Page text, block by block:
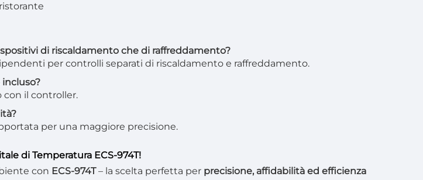
di riscaldamento che di raffreddamento?
per controlli separati di riscaldamento e raffreddamento.
con il controller.
per una maggiore precisione.
di Temperatura ECS-974T!
con ECS-974T– la scelta perfetta per precisione, affidabilità ed efficienza